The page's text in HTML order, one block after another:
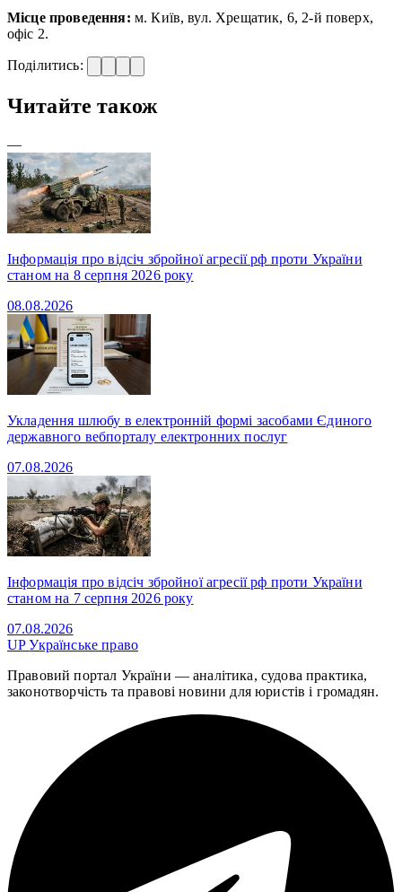
Місце проведення: м. Київ, вул. Хрещатик, 6, 2-й поверх,
офіс 2.
Поділитись:
Читайте також
—
Інформація про відсіч збройної агресії рф проти України
станом на 8 серпня 2026 року
08.08.2026
Укладення шлюбу в електронній формі засобами Єдиного
державного вебпорталу електронних послуг
07.08.2026
Інформація про відсіч збройної агресії рф проти України
станом на 7 серпня 2026 року
07.08.2026
UPУкраїнське право
Правовий портал України — аналітика, судова практика,
законотворчість та правові новини для юристів і громадян.